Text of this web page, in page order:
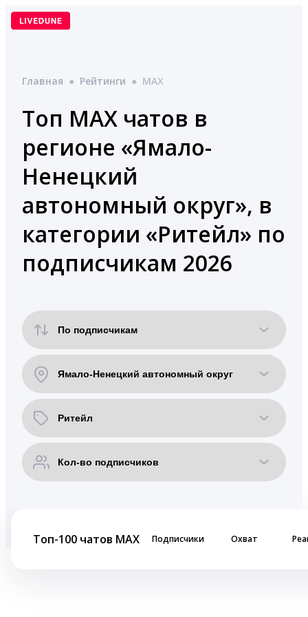
Перейти
Главная ● Рейтинги ● MAX
Топ MAX чатов в
регионе «Ямало-
Ненецкий
автономный округ», в
категории «Ритейл» по
подписчикам 2026
Топ-100 чатов MAX Подписчики Охват